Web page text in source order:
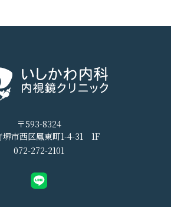
〒593-8324
堺市西区鳳東町1-4-31 1F
072-272-2101